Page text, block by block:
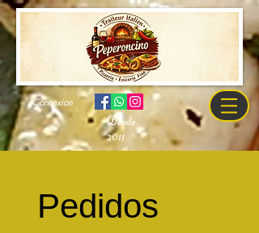
Connexion
Desde
2011
Pedidos